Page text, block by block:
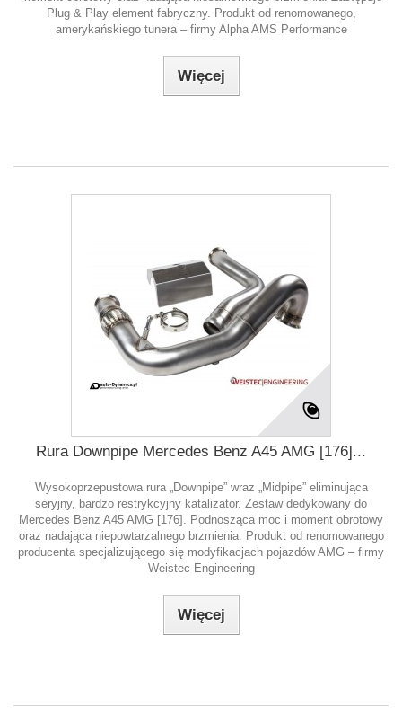
Plug & Play element fabryczny. Produkt od renomowanego,
amerykańskiego tunera – firmy Alpha AMS Performance
Więcej
Rura Downpipe Mercedes Benz A45 AMG [176]...
Wysokoprzepustowa rura „Downpipe” wraz „Midpipe” eliminująca
seryjny, bardzo restrykcyjny katalizator. Zestaw dedykowany do
Mercedes Benz A45 AMG [176]. Podnosząca moc i moment obrotowy
oraz nadająca niepowtarzalnego brzmienia. Produkt od renomowanego
producenta specjalizującego się modyfikacjach pojazdów AMG – firmy
Weistec Engineering
Więcej